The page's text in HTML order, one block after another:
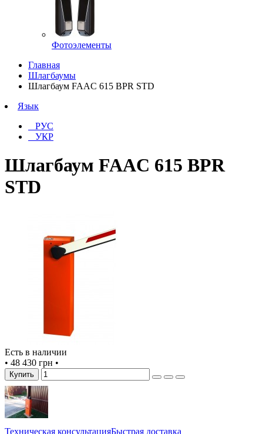
Фотоэлементы
Главная
Шлагбаумы
Шлагбаум FAAC 615 BPR STD
Язык
РУС
УКР
Шлагбаум FAAC 615 BPR
STD
Есть в наличии
• 48 430 грн •
Купить
Техническая консультацияБыстрая доставка